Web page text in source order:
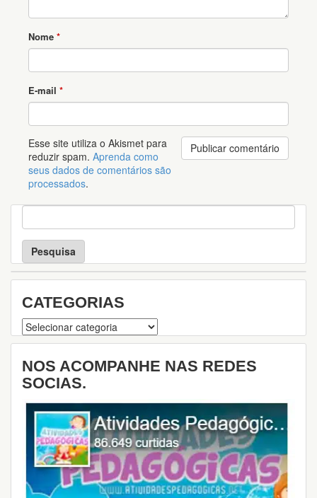
Nome *
E-mail *
Esse site utiliza o Akismet para
reduzir spam. Aprenda como
seus dados de comentários são
processados.
P
e
s
u
i
a
CATEGORIAS
Categorias
NOS ACOMPANHE NAS REDES
SOCIAS.